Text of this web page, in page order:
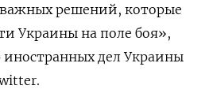
решений, которые
Украины на поле боя»,
дел Украины